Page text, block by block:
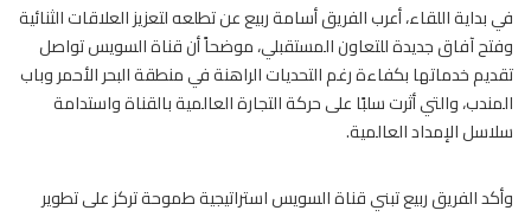
في بداية اللقاء، أعرب الفريق أسامة ربيع عن تطلعه لتعزيز العلاقات الثنائية
وفتح آفاق جديدة للتعاون المستقبلي، موضحاً أن قناة السويس تواصل
تقديم خدماتها بكفاءة رغم التحديات الراهنة في منطقة البحر الأحمر وباب
المندب، والتي أثرت سلبًا على حركة التجارة العالمية بالقناة واستدامة
سلاسل الإمداد العالمية.
وأكد الفريق ربيع تبني قناة السويس استراتيجية طموحة تركز على تطوير